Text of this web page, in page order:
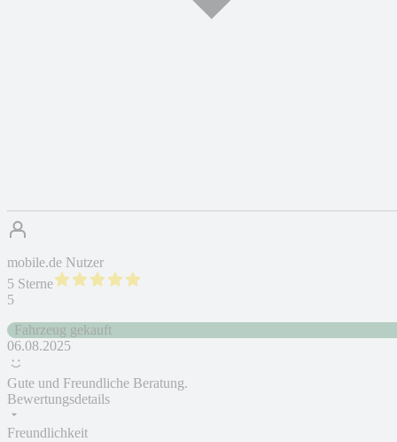
mobile.de Nutzer
5 Sterne
5
Fahrzeug gekauft
06.08.2025
Gute und Freundliche Beratung.
Bewertungsdetails
Freundlichkeit